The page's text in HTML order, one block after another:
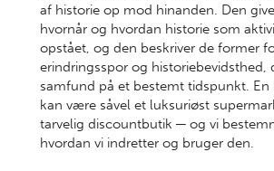
af historie op mod hinanden. Den
hvornår og hvordan historie som
opstået, og den beskriver de former
erindringsspor og historiebevidsthed,
samfund på et bestemt tidspunkt.
kan være såvel et luksuriøst
tarvelig discountbutik ─ og vi
hvordan vi indretter og bruger den.